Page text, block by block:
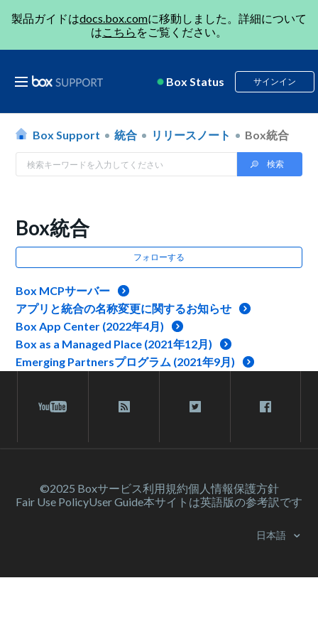
製品ガイドはdocs.box.comに移動しました。詳細について
はこちら をご覧ください。
Box Status サインイン
Box Support 統合 リリースノート Box統合
Box統合
フォローする
Box MCPサーバー
アプリと統合の名称変更に関するお知らせ
Box App Center (2022年4月)
Box as a Managed Place (2021年12月)
Emerging Partnersプログラム (2021年9月)
©2025 Boxサービス利⽤規約個人情報保護方針
Fair Use PolicyUser Guide本サイトは英語版の参考訳です
日本語